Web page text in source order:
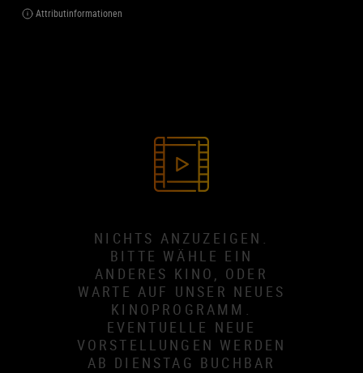
Attributinformationen
NICHTS ANZUZEIGEN.
BITTE WÄHLE EIN
ANDERES KINO, ODER
WARTE AUF UNSER NEUES
KINOPROGRAMM.
EVENTUELLE NEUE
VORSTELLUNGEN WERDEN
AB DIENSTAG BUCHBAR